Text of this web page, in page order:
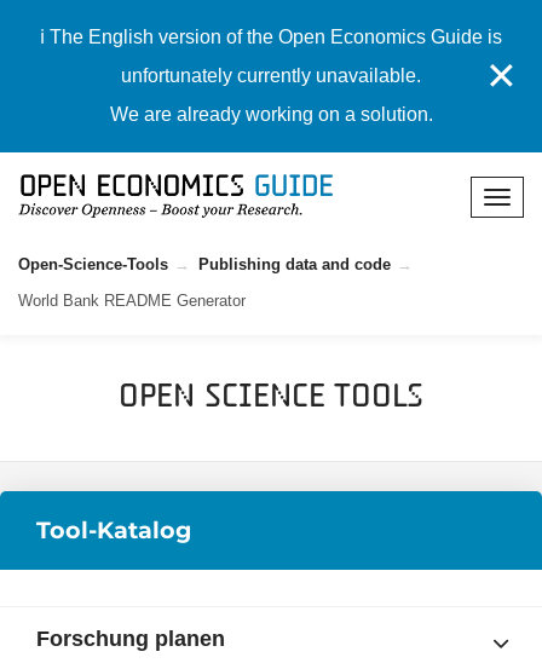
ℹ️ The English version of the Open Economics Guide is
unfortunately currently unavailable.
We are already working on a solution.
✕
Open-Science-Tools
Publishing data and code
World Bank README Generator
Open Science Tools
Tool-Katalog
Forschung planen